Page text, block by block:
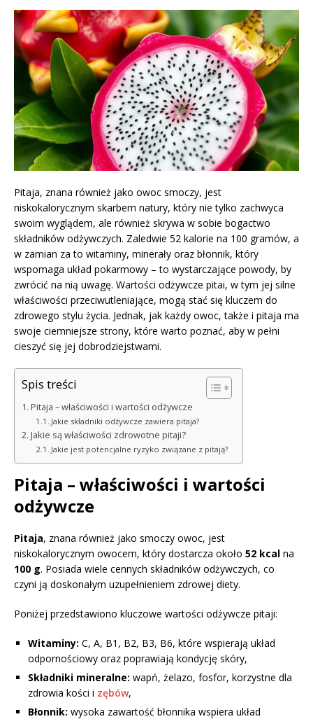
Pitaja, znana również jako owoc smoczy, jest
niskokalorycznym skarbem natury, który nie tylko zachwyca
swoim wyglądem, ale również skrywa w sobie bogactwo
składników odżywczych. Zaledwie 52 kalorie na 100 gramów, a
w zamian za to witaminy, minerały oraz błonnik, który
wspomaga układ pokarmowy – to wystarczające powody, by
zwrócić na nią uwagę. Wartości odżywcze pitai, w tym jej silne
właściwości przeciwutleniające, mogą stać się kluczem do
zdrowego stylu życia. Jednak, jak każdy owoc, także i pitaja ma
swoje ciemniejsze strony, które warto poznać, aby w pełni
cieszyć się jej dobrodziejstwami.
Spis treści
Pitaja – właściwości i wartości odżywcze
Jakie składniki odżywcze zawiera pitaja?
Jakie są właściwości zdrowotne pitaji?
Jakie jest potencjalne ryzyko związane z pitają?
Pitaja – właściwości i wartości
odżywcze
Pitaja, znana również jako smoczy owoc, jest
niskokalorycznym owocem, który dostarcza około 52 kcal na
100 g. Posiada wiele cennych składników odżywczych, co
czyni ją doskonałym uzupełnieniem zdrowej diety.
Poniżej przedstawiono kluczowe wartości odżywcze pitaji:
Witaminy: C, A, B1, B2, B3, B6, które wspierają układ
odpornościowy oraz poprawiają kondycję skóry,
Składniki mineralne: wapń, żelazo, fosfor, korzystne dla
zdrowia kości i zębów,
Błonnik: wysoka zawartość błonnika wspiera układ